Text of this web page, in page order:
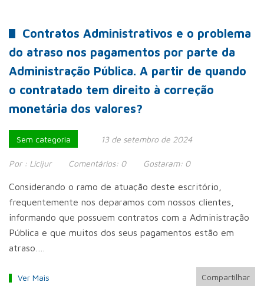
Contratos Administrativos e o problema
do atraso nos pagamentos por parte da
Administração Pública. A partir de quando
o contratado tem direito à correção
monetária dos valores?
Sem categoria 13 de setembro de 2024
Por : Licijur Comentários: 0 Gostaram: 0
Considerando o ramo de atuação deste escritório,
frequentemente nos deparamos com nossos clientes,
informando que possuem contratos com a Administração
Pública e que muitos dos seus pagamentos estão em
atraso….
Ver Mais Compartilhar